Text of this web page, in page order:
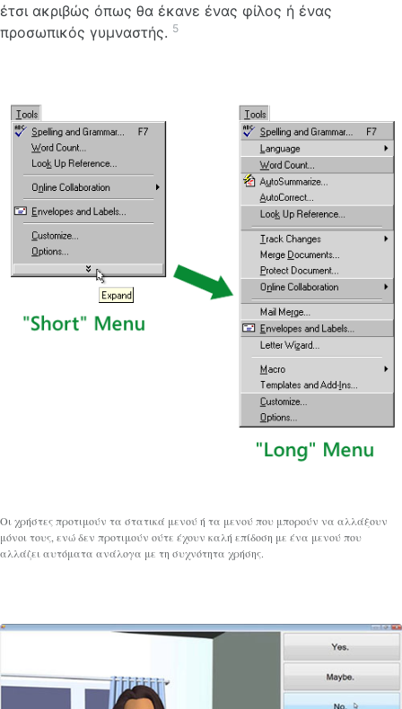
έτσι ακριβώς όπως θα έκανε ένας φίλος ή ένας
προσωπικός γυμναστής. 5
Οι χρήστες προτιμούν τα στατικά μενού ή τα μενού που μπορούν να αλλάξουν
μόνοι τους, ενώ δεν προτιμούν ούτε έχουν καλή επίδοση με ένα μενού που
αλλάζει αυτόματα ανάλογα με τη συχνότητα χρήσης.